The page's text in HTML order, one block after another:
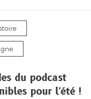
du podcast
pour l'été !